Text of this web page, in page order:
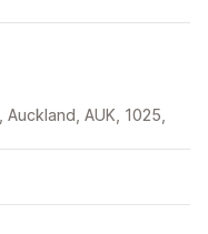
AUK, 1025,